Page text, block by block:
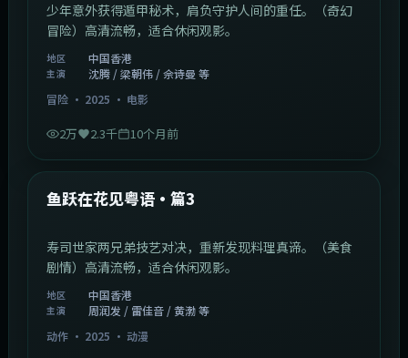
少年意外获得遁甲秘术，肩负守护人间的重任。（奇幻
冒险）高清流畅，适合休闲观影。
地区 中国香港
主演
沈腾 / 梁朝伟 / 佘诗曼 等
冒险· 2025 · 电影
2万 2.3千 10个月前
最新
鱼跃在花见粤语·篇3
寿司世家两兄弟技艺对决，重新发现料理真谛。（美食
剧情）高清流畅，适合休闲观影。
地区 中国香港
主演
周润发 / 雷佳音 / 黄渤 等
动作· 2025 · 动漫